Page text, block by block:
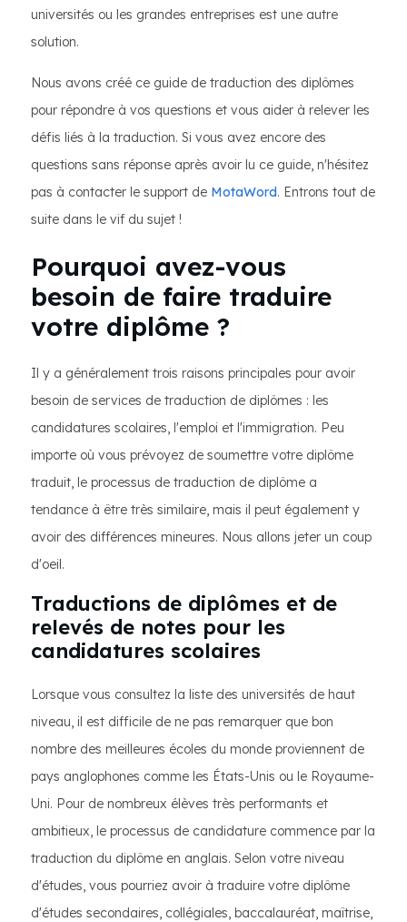
universités ou les grandes entreprises est une autre
solution.
Nous avons créé ce guide de traduction des diplômes
pour répondre à vos questions et vous aider à relever les
défis liés à la traduction. Si vous avez encore des
questions sans réponse après avoir lu ce guide, n'hésitez
pas à contacter le support de MotaWord. Entrons tout de
suite dans le vif du sujet !
Pourquoi avez-vous
besoin de faire traduire
votre diplôme ?
Il y a généralement trois raisons principales pour avoir
besoin de services de traduction de diplômes : les
candidatures scolaires, l'emploi et l'immigration. Peu
importe où vous prévoyez de soumettre votre diplôme
traduit, le processus de traduction de diplôme a
tendance à être très similaire, mais il peut également y
avoir des différences mineures. Nous allons jeter un coup
d'oeil.
Traductions de diplômes et de
relevés de notes pour les
candidatures scolaires
Lorsque vous consultez la liste des universités de haut
niveau, il est difficile de ne pas remarquer que bon
nombre des meilleures écoles du monde proviennent de
pays anglophones comme les États-Unis ou le Royaume-
Uni. Pour de nombreux élèves très performants et
ambitieux, le processus de candidature commence par la
traduction du diplôme en anglais. Selon votre niveau
d'études, vous pourriez avoir à traduire votre diplôme
d'études secondaires, collégiales, baccalauréat, maîtrise,